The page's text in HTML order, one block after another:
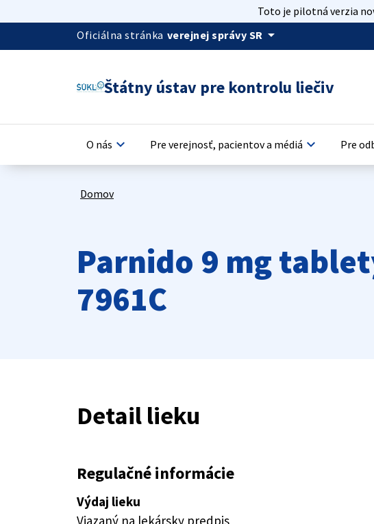
Toto je pilotná verzia
Oficiálna stránka verejnej správy SR arrow_drop_down
Štátny ústav pre kontrolu liečiv
O nás keyboard_arrow_down Pre verejnosť, pacientov a médiá keyboard_arrow_down Pre
Domov
Parnido 9 mg
7961C
Detail lieku
Regulačné informácie
Výdaj lieku
Viazaný na lekársky predpis